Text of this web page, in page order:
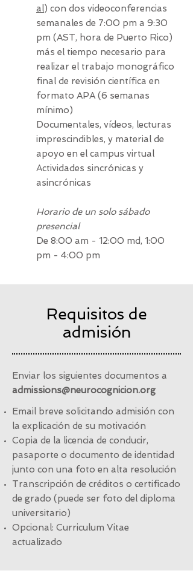
al) con dos videoconferencias
semanales de 7:00 pm a 9:30
pm (AST, hora de Puerto Rico)
más el tiempo necesario para
realizar el trabajo monográfico
final de revisión científica en
formato APA (6 semanas
mínimo)
Documentales, vídeos, lecturas
imprescindibles, y material de
apoyo en el campus virtual
Actividades sincrónicas y
asincrónicas
Horario de un solo sábado
presencial
De 8:00 am - 12:00 md, 1:00
pm - 4:00 pm
Requisitos de
admisión
Enviar los siguientes documentos a
admissions@neurocognicion.org
Email breve solicitando admisión con
la explicación de su motivación
Copia de la licencia de conducir,
pasaporte o documento de identidad
junto con una foto en alta resolución
Transcripción de créditos o certificado
de grado (puede ser foto del diploma
universitario)
Opcional: Curriculum Vitae
actualizado